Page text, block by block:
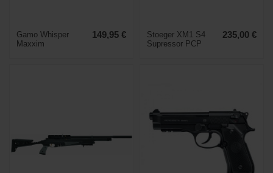
Gamo Whisper
Maxxim
149,95 €
Stoeger XM1 S4
Supressor PCP
235,00 €